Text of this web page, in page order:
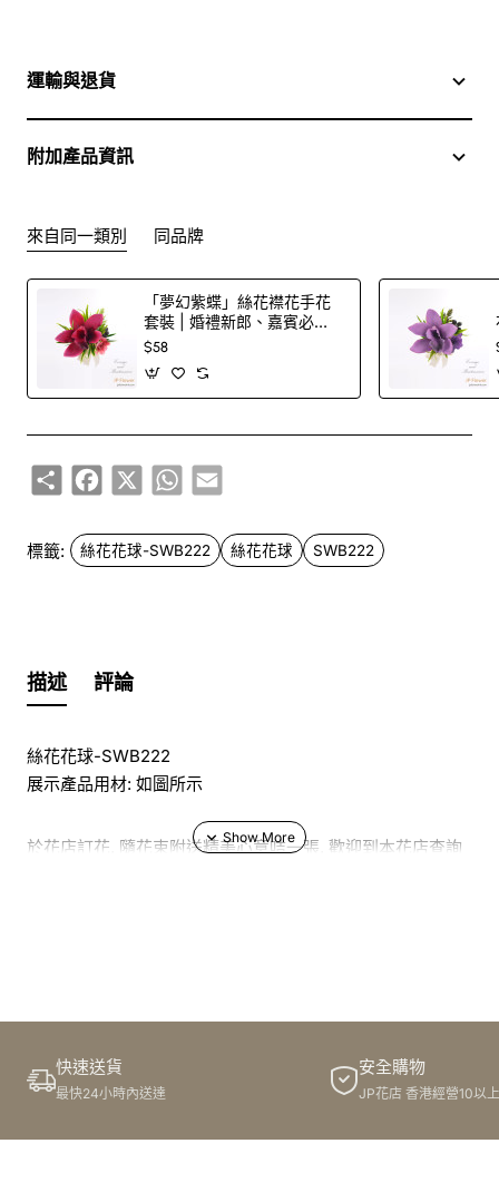
運輸與退貨
附加產品資訊
來自同一類別 同品牌
「夢幻紫蝶」絲花襟花手花
套裝 | 婚禮新郎、嘉賓必
備！
$58
ShareFacebook
X WhatsApp
Email
標籤: 絲花花球-SWB222 絲花花球 SWB222
描述 評論
絲花花球-SWB222
展示產品用材: 如圖所示
於花店訂花, 隨花束附送精美心意咭一張, 歡迎到本花店查詢
快速送貨
最快24小時內送達
安全購物
JP花店 香港經營10以